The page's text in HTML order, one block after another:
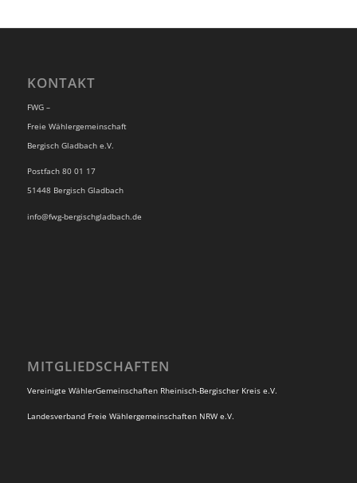
KONTAKT
FWG –
Freie Wählergemeinschaft
Bergisch Gladbach e.V.
Postfach 80 01 17
51448 Bergisch Gladbach
info@fwg-bergischgladbach.de
MITGLIEDSCHAFTEN
Vereinigte WählerGemeinschaften Rheinisch-Bergischer Kreis e.V.
Landesverband Freie Wählergemeinschaften NRW e.V.